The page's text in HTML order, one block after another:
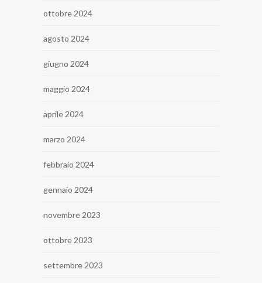
ottobre 2024
agosto 2024
giugno 2024
maggio 2024
aprile 2024
marzo 2024
febbraio 2024
gennaio 2024
novembre 2023
ottobre 2023
settembre 2023